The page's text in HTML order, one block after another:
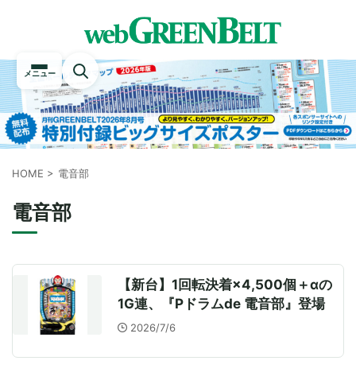
メニュー
HOME > 電音部
電音部
【新台】1回転決着×4,500個＋αの
1G連、『Pドラムde 電音部』登場
2026/7/6